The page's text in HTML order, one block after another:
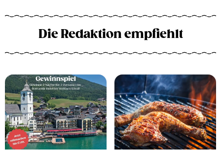
Die Redaktion empfiehlt